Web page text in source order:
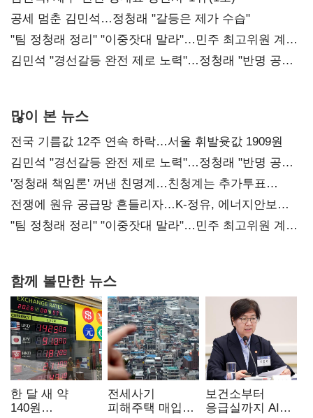
공세 멈춘 김민석…정청래 "갈등은 제가 수습"
"팀 정청래 정리" "이중잣대 말라"…민주 최고위원 계파
다툼 격화
김민석 "경선갈등 완전 제로 노력"…정청래 "반명 공세
많이 본 뉴스
전국 기름값 12주 연속 하락…서울 휘발윳값 1909원
김민석 "경선갈등 완전 제로 노력"…정청래 "반명 공세
사과부터"
'정청래 책임론' 꺼낸 친명계…친청계는 추가투표
때리기
전쟁에 원유 공급망 흔들리자…K-정유, 에너지안보
핵심으로 재부상
"팀 정청래 정리" "이중잣대 말라"…민주 최고위원 계파
함께 볼만한 뉴스
한 달 새 약
140원
전세사기
피해주택 매입
보건소부터
응급실까지 AI